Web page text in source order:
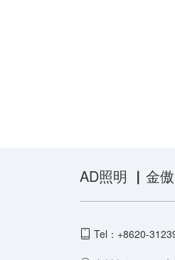
AD照明 ▏金
Tel：+8620-